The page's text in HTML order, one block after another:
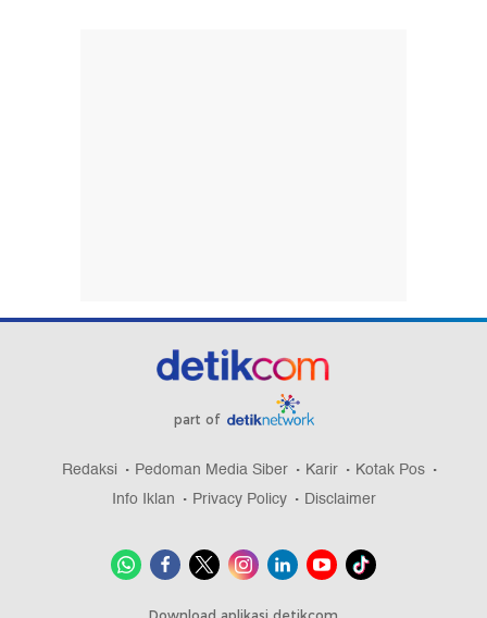
part of
Redaksi Pedoman Media Siber Karir
Kotak Pos
Info Iklan
Privacy Policy Disclaimer